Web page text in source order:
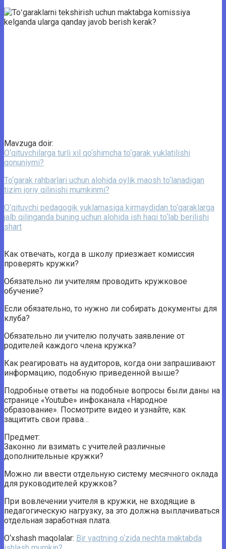
Mavzuga doir:
O‘qituvchilarga turli xil qo‘shimcha to‘garak yuklatilishi
qonuniymi?
To‘garak rahbarlari uchun alohida oylik maosh to‘lanadigan
tizim joriy qilinishi mumkinmi?
O‘qituvchi pedagogik yuklamasiga kirmaydidan to‘garaklarga
jalb qilinganda buning uchun alohida ish haqi to‘lab berilishi
shart
Как отвечать, когда в школу приезжает комиссия
проверять кружки?
Обязательно ли учителям проводить кружковое
обучение?
Если обязательно, то нужно ли собирать документы для
клуба?
Обязательно ли учителю получать заявление от
родителей каждого члена кружка?
Как реагировать на аудиторов, когда они запрашивают
информацию, подобную приведенной выше?
Подробные ответы на подобные вопросы были даны на
странице «Youtube» инфоканала «Народное
образование». Посмотрите видео и узнайте, как
защитить свои права…
Предмет:
Законно ли взимать с учителей различные
дополнительные кружки?
Можно ли ввести отдельную систему месячного оклада
для руководителей кружков?
При вовлечении учителя в кружки, не входящие в
педагогическую нагрузку, за это должна выплачиваться
отдельная заработная плата.
O‘xshash maqolalar: Bir vaqtning o‘zida nechta maktabda